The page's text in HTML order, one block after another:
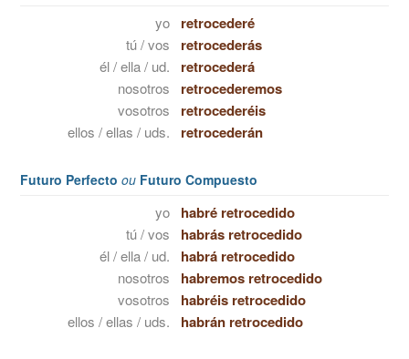
yo retrocederé
tú / vos retrocederás
él / ella / ud. retrocederá
nosotros retrocederemos
vosotros retrocederéis
ellos / ellas / uds. retrocederán
Futuro Perfecto ou Futuro Compuesto
yo habré retrocedido
tú / vos habrás retrocedido
él / ella / ud. habrá retrocedido
nosotros habremos retrocedido
vosotros habréis retrocedido
ellos / ellas / uds. habrán retrocedido